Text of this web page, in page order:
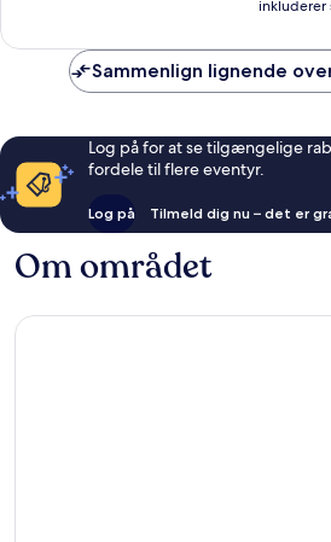
inkluderer
Sammenlign lignende
Log på for at se tilgængelige
fordele til flere eventyr.
Log på Tilmeld dig nu – det er
Om området